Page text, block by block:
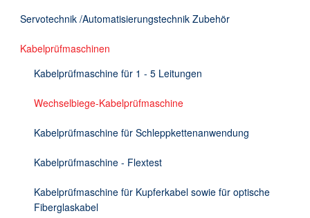
Servotechnik /Automatisierungstechnik Zubehör
Kabelprüfmaschinen
Kabelprüfmaschine für 1 - 5 Leitungen
Wechselbiege-Kabelprüfmaschine
Kabelprüfmaschine für Schleppkettenanwendung
Kabelprüfmaschine - Flextest
Kabelprüfmaschine für Kupferkabel sowie für optische
Fiberglaskabel